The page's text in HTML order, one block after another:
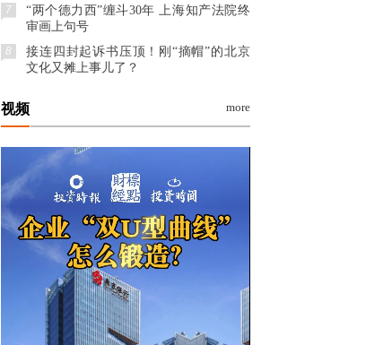
7
“两个德力西”缠斗30年 上海知产法院终
审画上句号
8
接连四封起诉书压顶！刚“摘帽”的北京
文化又摊上事儿了？
视频 more